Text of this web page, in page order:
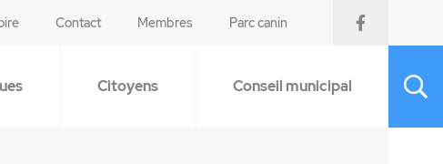
Contact Membres Parc canin
Citoyens Conseil municipal